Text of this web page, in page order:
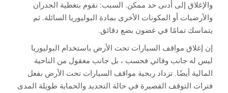
والإغلاق إلى أدنى حد ممكن. السبب: نقوم بتغطية الجدران
والأرضيات أو المكونات الأخرى بمادة البوليوريا السائلة. ثم
يتماسك تمامًا في غضون بضع دقائق.
إن إغلاق مواقف السيارات تحت الأرض باستخدام البوليوريا
ليس له جانب وقائي فحسب ، بل جانب معقول من الناحية
المالية أيضًا. تزداد ربحية مواقف السيارات تحت الأرض بفعل
فترات التوقف القصيرة في حالة التجديد والحماية طويلة المدى